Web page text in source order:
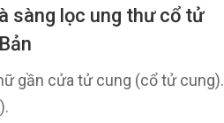
sàng lọc ung thư cổ tử
gần cửa tử cung (cổ tử cung).